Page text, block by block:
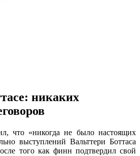
никаких
что «никогда не было настоящих
выступлений Вальттери Боттаса
того как финн подтвердил свой